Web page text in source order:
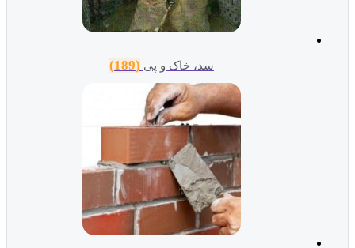
سد، خاک و پی (189)